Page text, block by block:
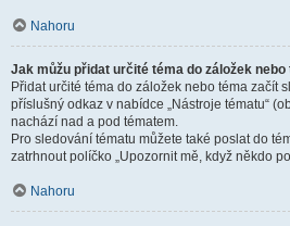
Nahoru
Jak můžu přidat určité téma do záložek
Přidat určité téma do záložek nebo téma začít
příslušný odkaz v nabídce „Nástroje tématu“
nachází nad a pod tématem.
Pro sledování tématu můžete také poslat do
zatrhnout políčko „Upozornit mě, když někdo
Nahoru